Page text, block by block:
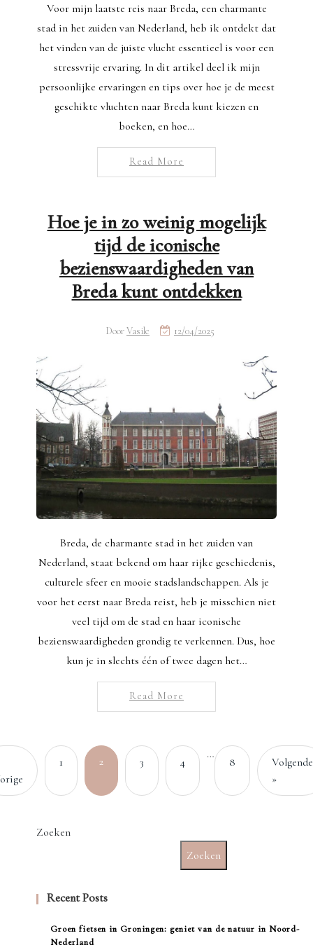
Voor mijn laatste reis naar Breda, een charmante
stad in het zuiden van Nederland, heb ik ontdekt dat
het vinden van de juiste vlucht essentieel is voor een
stressvrije ervaring. In dit artikel deel ik mijn
persoonlijke ervaringen en tips over hoe je de meest
geschikte vluchten naar Breda kunt kiezen en
boeken, en hoe…
Read More
Hoe je in zo weinig mogelijk
tijd de iconische
bezienswaardigheden van
Breda kunt ontdekken
DoorVasile 12/04/2025
Breda, de charmante stad in het zuiden van
Nederland, staat bekend om haar rijke geschiedenis,
culturele sfeer en mooie stadslandschappen. Als je
voor het eerst naar Breda reist, heb je misschien niet
veel tijd om de stad en haar iconische
bezienswaardigheden grondig te verkennen. Dus, hoe
kun je in slechts één of twee dagen het…
Read More
1 2 3 4
…
8
Volgende
»
Zoeken
Zoeken
Recent Posts
Groen fietsen in Groningen: geniet van de natuur in Noord-
Nederland